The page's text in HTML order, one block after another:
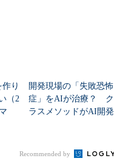
り
（2
開発現場の「失敗恐怖
症」をAIが治療？ ク
ラスメソッドがAI開発
Recommended by